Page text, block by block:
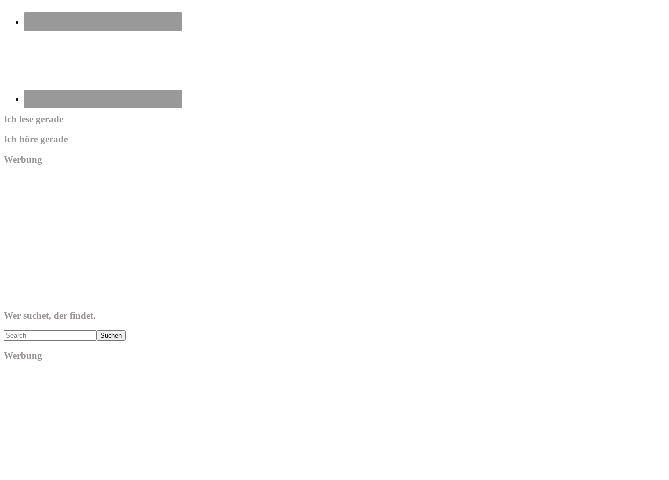
Ich lese gerade
Ich höre gerade
Werbung
Wer suchet, der findet.
Search
Werbung